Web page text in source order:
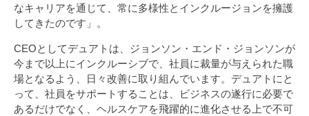
なキャリアを通じて、常に多様性とインクルージョンを擁護
してきたのです」。
CEOとしてデュアトは、ジョンソン・エンド・ジョンソンが
今まで以上にインクルーシブで、社員に裁量が与えられた職
場となるよう、日々改善に取り組んでいます。デュアトにと
って、社員をサポートすることは、ビジネスの遂行に必要で
あるだけでなく、ヘルスケアを飛躍的に進化させる上で不可